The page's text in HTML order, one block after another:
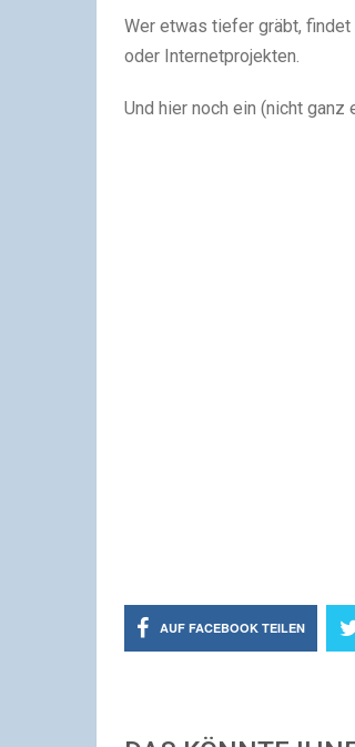
Wer etwas tiefer gräbt, findet
oder Internetprojekten.
Und hier noch ein (nicht
AUF FACEBOOK TEILEN